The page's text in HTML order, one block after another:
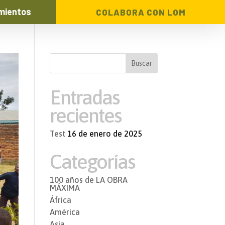
COLABORA CON LOM
Entradas
recientes
Test 16 de enero de 2025
Categorías
100 años de LA OBRA
MÁXIMA
África
América